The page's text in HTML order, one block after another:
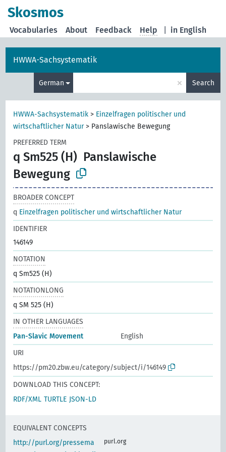
Skosmos
in English
Vocabularies About Feedback Help
HWWA-Sachsystematik
German × Search
HWWA-Sachsystematik > Einzelfragen politischer und
wirtschaftlicher Natur> Panslawische Bewegung
PREFERRED TERM
q Sm525 (H) Panslawische
Bewegung
BROADER CONCEPT
q Einzelfragen politischer und wirtschaftlicher Natur
IDENTIFIER
146149
NOTATION
q Sm525 (H)
NOTATIONLONG
q SM 525 (H)
IN OTHER LANGUAGES
Pan-Slavic Movement
English
URI
https://pm20.zbw.eu/category/subject/i/146149
DOWNLOAD THIS CONCEPT:
RDF/XML TURTLE JSON-LD
EQUIVALENT CONCEPTS
http://purl.org/pressema
purl.org